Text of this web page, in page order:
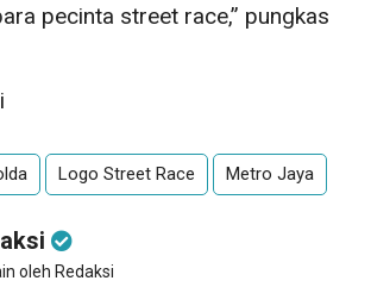
pecinta street race,” pungkas
Logo Street Race Metro Jaya
oleh Redaksi